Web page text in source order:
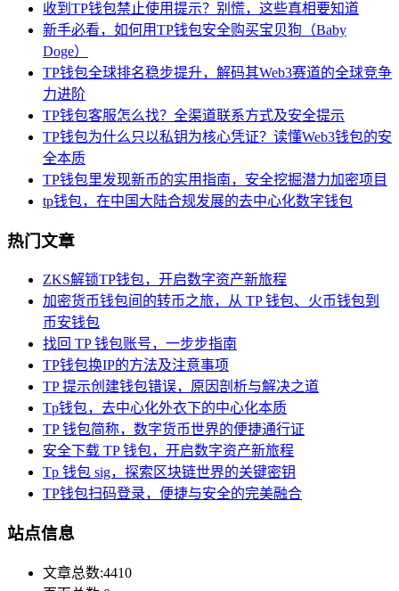
收到TP钱包禁止使用提示？别慌，这些真相要知道
新手必看，如何用TP钱包安全购买宝贝狗（Baby
Doge）
TP钱包全球排名稳步提升，解码其Web3赛道的全球竞争
力进阶
TP钱包客服怎么找？全渠道联系方式及安全提示
TP钱包为什么只以私钥为核心凭证？读懂Web3钱包的安
全本质
TP钱包里发现新币的实用指南，安全挖掘潜力加密项目
tp钱包，在中国大陆合规发展的去中心化数字钱包
热门文章
ZKS解锁TP钱包，开启数字资产新旅程
加密货币钱包间的转币之旅，从 TP 钱包、火币钱包到
币安钱包
找回 TP 钱包账号，一步步指南
TP钱包换IP的方法及注意事项
TP 提示创建钱包错误，原因剖析与解决之道
Tp钱包，去中心化外衣下的中心化本质
TP 钱包简称，数字货币世界的便捷通行证
安全下载 TP 钱包，开启数字资产新旅程
Tp 钱包 sig，探索区块链世界的关键密钥
TP钱包扫码登录，便捷与安全的完美融合
站点信息
文章总数:4410